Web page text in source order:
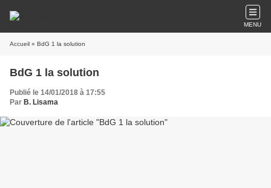
MENU
Accueil » BdG 1 la solution
BdG 1 la solution
Publié le 14/01/2018 à 17:55
Par B. Lisama